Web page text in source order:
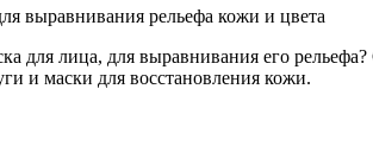
для лица, для выравнивания его
и маски для восстановления кожи.